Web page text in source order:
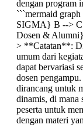
dengan program
```mermaid
SIGMA} B -->
Dosen &
> **Catatan**:
umum dari
dapat bervariasi
dosen
dirancang untuk
dinamis, di mana
peserta untuk
dengan materi